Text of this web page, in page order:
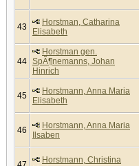
43
Horstman, Catharina
Elisabeth
44
Horstman gen.
SpÃ¶nemanns, Johan
Hinrich
45
Horstmann, Anna Maria
Elisabeth
46
Horstmann, Anna Maria
Ilsaben
Horstmann, Christina